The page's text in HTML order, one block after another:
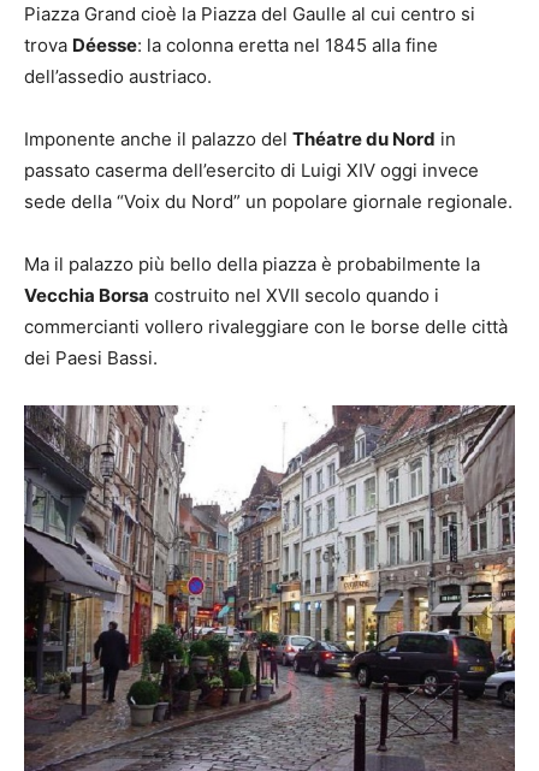
Piazza Grand cioè la Piazza del Gaulle al cui centro si
trova Déesse: la colonna eretta nel 1845 alla fine
dell’assedio austriaco.
Imponente anche il palazzo del Théatre du Nord in
passato caserma dell’esercito di Luigi XIV oggi invece
sede della “Voix du Nord” un popolare giornale regionale.
Ma il palazzo più bello della piazza è probabilmente la
Vecchia Borsa costruito nel XVII secolo quando i
commercianti vollero rivaleggiare con le borse delle città
dei Paesi Bassi.